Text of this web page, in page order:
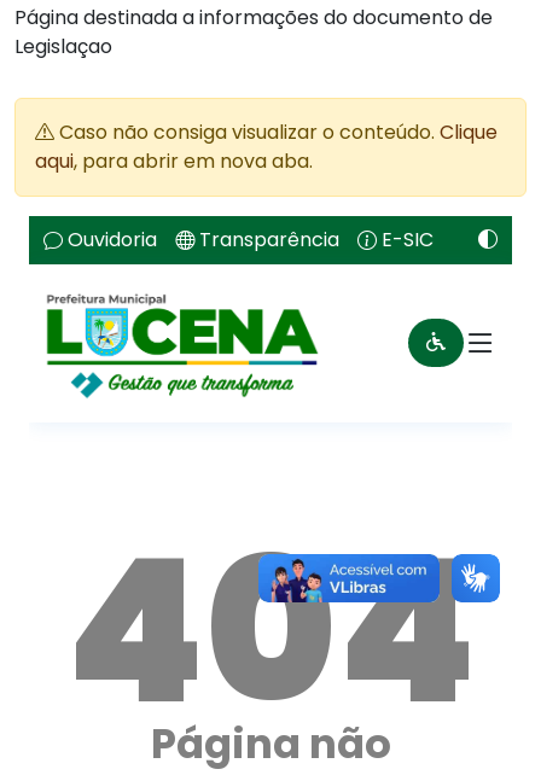
Página destinada a informações do documento de
Legislaçao
Caso não consiga visualizar o conteúdo. Clique
aqui, para abrir em nova aba.